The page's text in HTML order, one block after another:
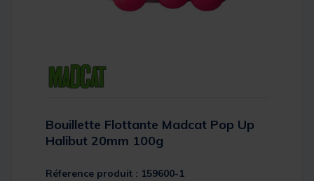
Bouillette Flottante Madcat Pop Up
Halibut 20mm 100g
Réference produit : 159600-1